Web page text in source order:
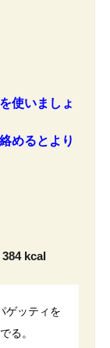
使いましょ
めるとより
384 kcal
ゲッティを
る。